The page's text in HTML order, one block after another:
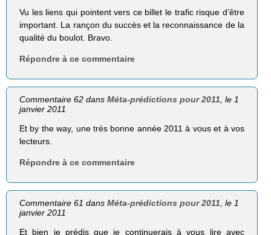
Vu les liens qui pointent vers ce billet le trafic risque d’être
important. La rançon du succès et la reconnaissance de la
qualité du boulot. Bravo.
Répondre à ce commentaire
Commentaire 62 dansMéta-prédictions pour 2011 , le 1
janvier 2011
Et by the way, une très bonne année 2011 à vous et à vos
lecteurs.
Répondre à ce commentaire
Commentaire 61 dansMéta-prédictions pour 2011, le 1
janvier 2011
Et bien je prédis que je continuerais à vous lire avec